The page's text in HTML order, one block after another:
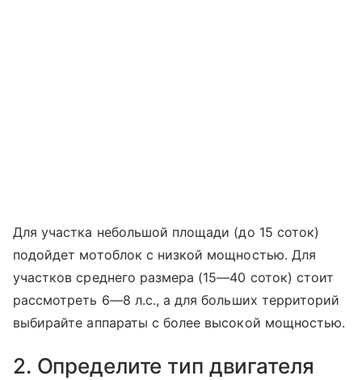
Для участка небольшой площади (до 15 соток)
подойдет мотоблок с низкой мощностью. Для
участков среднего размера (15—40 соток) стоит
рассмотреть 6—8 л.с., а для больших территорий
выбирайте аппараты с более высокой мощностью.
2. Определите тип двигателя